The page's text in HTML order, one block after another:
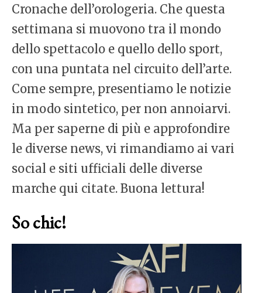
Cronache dell’orologeria. Che questa
settimana si muovono tra il mondo
dello spettacolo e quello dello sport,
con una puntata nel circuito dell’arte.
Come sempre, presentiamo le notizie
in modo sintetico, per non annoiarvi.
Ma per saperne di più e approfondire
le diverse news, vi rimandiamo ai vari
social e siti ufficiali delle diverse
marche qui citate. Buona lettura!
So chic!